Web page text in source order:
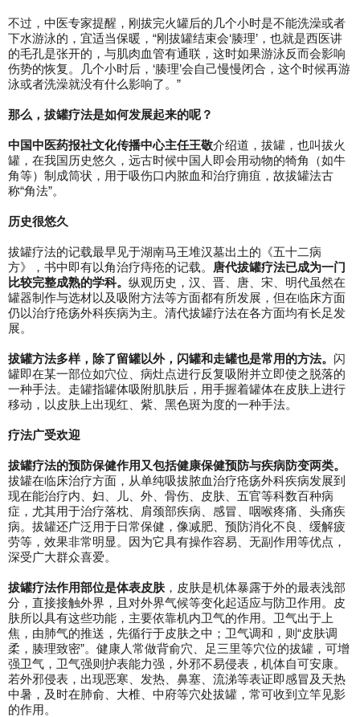
不过，中医专家提醒，刚拔完火罐后的几个小时是不能洗澡或者
下水游泳的，宜适当保暖，“刚拔罐结束会‘腠理’，也就是西医讲
的毛孔是张开的，与肌肉血管有通联，这时如果游泳反而会影响
伤势的恢复。几个小时后，‘腠理’会自己慢慢闭合，这个时候再游
泳或者洗澡就没有什么影响了。”
那么，拔罐疗法是如何发展起来的呢？
中国中医药报社文化传播中心主任王敬介绍道， 拔罐，也叫拔火
罐，在我国历史悠久，远古时候中国人即会用动物的犄角（如牛
角等）制成筒状，用于吸伤口内脓血和治疗痈疽，故拔罐法古
称“角法”。
历史很悠久
拔罐疗法的记载最早见于湖南马王堆汉墓出土的《五十二病
方》，书中即有以角治疗痔疮的记载。 唐代拔罐疗法已成为一门
比较完整成熟的学科。 纵观历史，汉、晋、唐、宋、明代虽然在
罐器制作与选材以及吸附方法等方面都有所发展，但在临床方面
仍以治疗疮疡外科疾病为主。清代拔罐疗法在各方面均有长足发
展。
拔罐方法多样，除了留罐以外，闪罐和走罐也是常用的方法。 闪
罐即在某一部位如穴位、病灶点进行反复吸附并立即使之脱落的
一种手法。走罐指罐体吸附肌肤后，用手握着罐体在皮肤上进行
移动，以皮肤上出现红、紫、黑色斑为度的一种手法。
疗法广受欢迎
拔罐疗法的预防保健作用又包括健康保健预防与疾病防变两类。
拔罐在临床治疗方面，从单纯吸拔脓血治疗疮疡外科疾病发展到
现在能治疗内、妇、儿、外、骨伤、皮肤、五官等科数百种病
症，尤其用于治疗落枕、肩颈部疾病、感冒、咽喉疼痛、头痛疾
病。拔罐还广泛用于日常保健，像减肥、预防消化不良、缓解疲
劳等，效果非常明显。因为它具有操作容易、无副作用等优点，
深受广大群众喜爱。
拔罐疗法作用部位是体表皮肤，皮肤是机体暴露于外的最表浅部
分，直接接触外界，且对外界气候等变化起适应与防卫作用。皮
肤所以具有这些功能，主要依靠机内卫气的作用。卫气出于上
焦，由肺气的推送，先循行于皮肤之中；卫气调和，则“皮肤调
柔，腠理致密”。健康人常做背俞穴、足三里等穴位的拔罐，可增
强卫气，卫气强则护表能力强，外邪不易侵表，机体自可安康。
若外邪侵表，出现恶寒、发热、鼻塞、流涕等表证即感冒及天热
中暑，及时在肺俞、大椎、中府等穴处拔罐，常可收到立竿见影
的作用。